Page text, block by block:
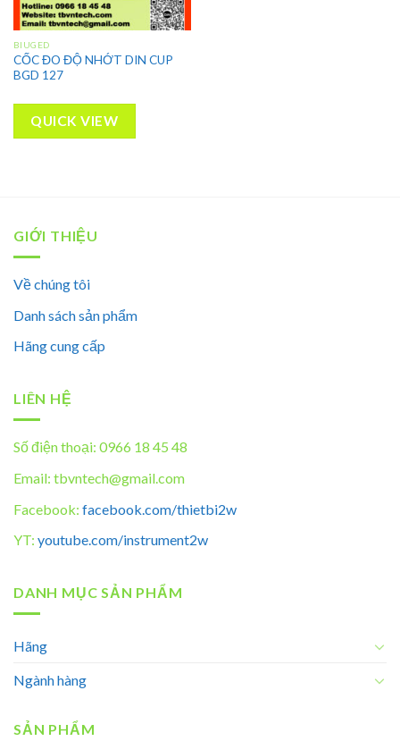
BIUGED
CỐC ĐO ĐỘ NHỚT DIN CUP
BGD 127
QUICK VIEW
GIỚI THIỆU
Về chúng tôi
Danh sách sản phẩm
Hãng cung cấp
LIÊN HỆ
Số điện thoại: 0966 18 45 48
Email: tbvntech@gmail.com
Facebook: facebook.com/thietbi2w
YT: youtube.com/instrument2w
DANH MỤC SẢN PHẨM
Hãng
Ngành hàng
SẢN PHẨM